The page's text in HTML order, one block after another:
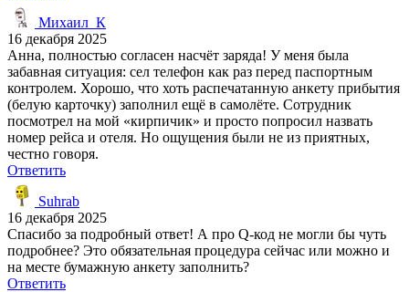
Михаил_К
16 декабря 2025
Анна, полностью согласен насчёт заряда! У меня была
забавная ситуация: сел телефон как раз перед паспортным
контролем. Хорошо, что хоть распечатанную анкету прибытия
(белую карточку) заполнил ещё в самолёте. Сотрудник
посмотрел на мой «кирпичик» и просто попросил назвать
номер рейса и отеля. Но ощущения были не из приятных,
честно говоря.
Ответить
Suhrab
16 декабря 2025
Спасибо за подробный ответ! А про Q-код не могли бы чуть
подробнее? Это обязательная процедура сейчас или можно и
на месте бумажную анкету заполнить?
Ответить